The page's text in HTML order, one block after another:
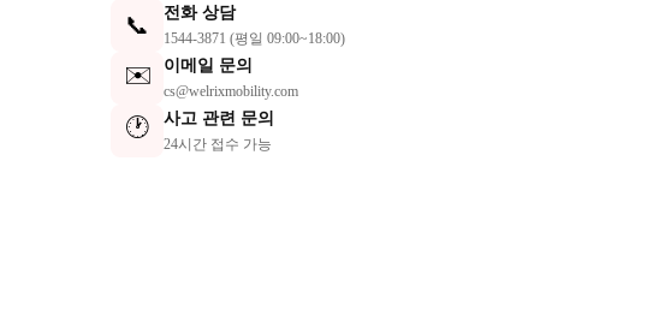
📞 전화 상담
1544-3871 (평일 09:00~18:00)
✉️ 이메일 문의
cs@welrixmobility.com
🕐 사고 관련 문의
24시간 접수 가능